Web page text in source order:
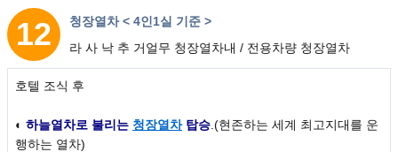
12
일차
청장열차 < 4인1실 기준 >
라 사 낙 추 거얼무 청장열차내 / 전용차량 청장열차
호텔 조식 후
◐ 하늘열차로 불리는 청장열차탑승 .(현존하는 세계 최고지대를 운
행하는 열차)